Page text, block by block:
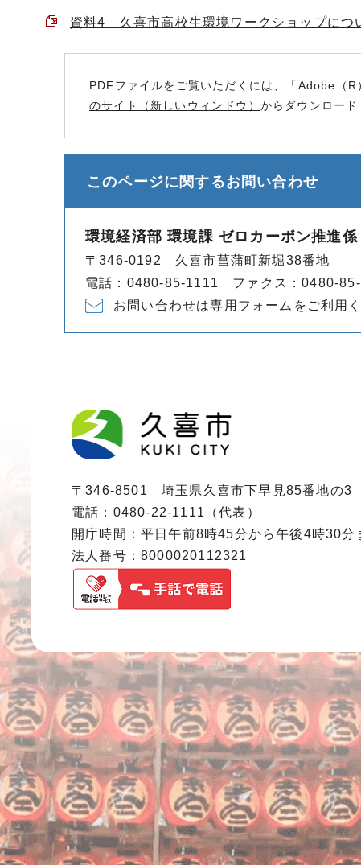
資料4 久喜市高校生環境ワークショップにつ
PDFファイルをご覧いただくには、「Adobe（
のサイト（新しいウィンドウ） からダウンロード
このページに関するお問い合わせ
環境経済部 環境課 ゼロカーボン推進係
〒346-0192 久喜市菖蒲町新堀38番地
電話：0480-85-1111 ファクス：0480-
お問い合わせは専用フォームをご利用く
〒346-8501 埼玉県久喜市下早見85番地の3
電話：0480-22-1111（代表）
開庁時間：平日午前8時45分から午後4時30分
法人番号：8000020112321